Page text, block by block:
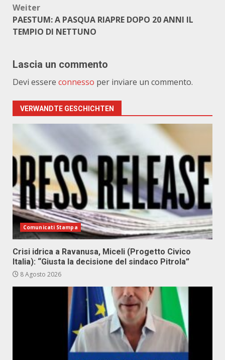
Weiter
PAESTUM: A PASQUA RIAPRE DOPO 20 ANNI IL
TEMPIO DI NETTUNO
Lascia un commento
Devi essere connesso per inviare un commento.
VERWANDTE GESCHICHTEN
Comunicati Stampa
Crisi idrica a Ravanusa, Miceli (Progetto Civico
Italia): “Giusta la decisione del sindaco Pitrola”
8 Agosto 2026